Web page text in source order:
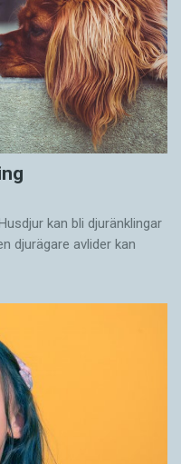
kan bli djuränklingar
djurägare avlider kan